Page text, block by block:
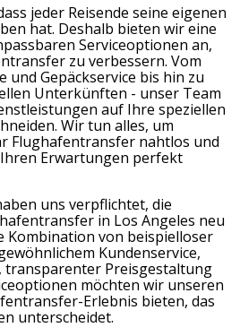
jeder Reisende seine eigenen
hat. Deshalb bieten wir eine
Serviceoptionen an,
zu verbessern. Vom
und Gepäckservice bis hin zu
Unterkünften - unser Team
auf Ihre speziellen
Wir tun alles, um
Flughafentransfer nahtlos und
Erwartungen perfekt
uns verpflichtet, die
in Los Angeles neu
Kombination von beispielloser
Kundenservice,
transparenter Preisgestaltung
möchten wir unseren
Erlebnis bieten, das
unterscheidet.